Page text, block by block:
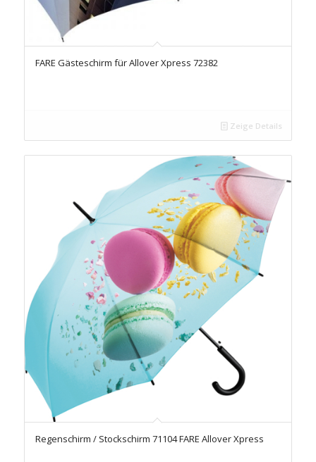
FARE Gästeschirm für Allover Xpress 72382
Zeige Details
Regenschirm / Stockschirm 71104 FARE Allover Xpress